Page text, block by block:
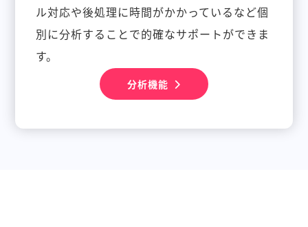
ル対応や後処理に時間がかかっているなど個
別に分析することで的確なサポートができま
す。
分析機能